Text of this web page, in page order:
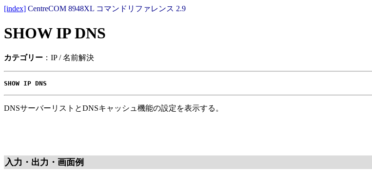
[index] CentreCOM 8948XL コマンドリファレンス 2.9
SHOW IP DNS
カテゴリー ：IP / 名前解決
SHOW IP DNS
DNSサーバーリストとDNSキャッシュ機能の設定を表示する。
入力・出力・画面例